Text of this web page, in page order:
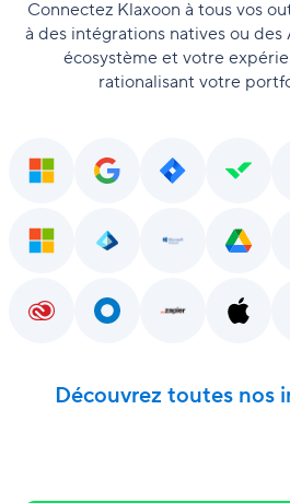
Connectez Klaxoon à tous vos
à des intégrations natives ou
écosystème et votre
rationalisant votre
Découvrez toutes nos